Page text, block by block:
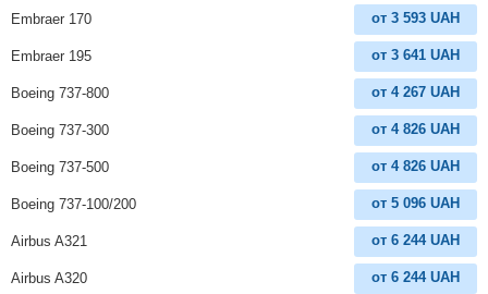
Embraer 170 от 3 593 UAH
Embraer 195 от 3 641 UAH
Boeing 737-800 от 4 267 UAH
Boeing 737-300 от 4 826 UAH
Boeing 737-500 от 4 826 UAH
Boeing 737-100/200 от 5 096 UAH
Airbus A321 от 6 244 UAH
Airbus A320 от 6 244 UAH